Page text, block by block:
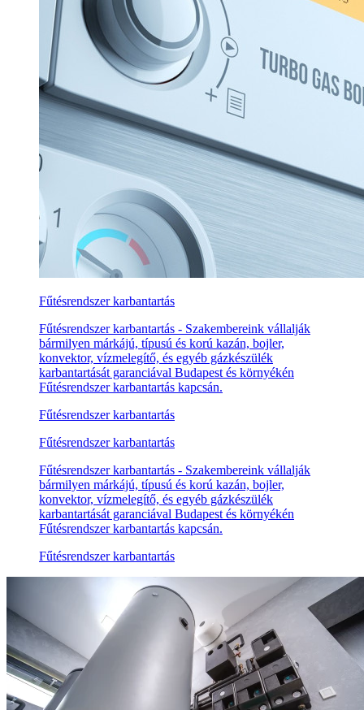
Fűtésrendszer karbantartás
Fűtésrendszer karbantartás - Szakembereink vállalják
bármilyen márkájú, típusú és korú kazán, bojler,
konvektor, vízmelegítő, és egyéb gázkészülék
karbantartását garanciával Budapest és környékén
Fűtésrendszer karbantartás kapcsán.
Fűtésrendszer karbantartás
Fűtésrendszer karbantartás
Fűtésrendszer karbantartás - Szakembereink vállalják
bármilyen márkájú, típusú és korú kazán, bojler,
konvektor, vízmelegítő, és egyéb gázkészülék
karbantartását garanciával Budapest és környékén
Fűtésrendszer karbantartás kapcsán.
Fűtésrendszer karbantartás